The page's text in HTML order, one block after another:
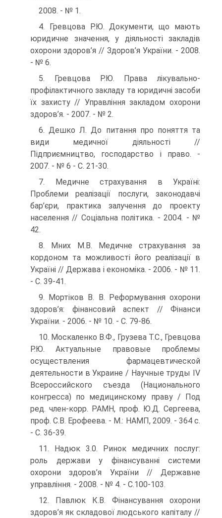
2008. - № 1.
4. Гревцова Р.Ю. Документи, що мають
юридичне значення, у діяль­ності закладів
охорони здоров’я // Здоров’я України. - 2008.
- № 6.
5. Гревцова Р.Ю. Права лікувально-
профілактичного закладу та юридичні засоби
їх захисту // Управління закладом охорони
здоров’я. - 2007. - № 2.
6. Дешко Л. До питання про поняття та
види медичної діяльності //
Підприємництво, господарство і право. -
2007. - № 6 - С. 21-30.
7. Медичне страхування в Україні:
Проблеми реалізації послуги, за­конодавчі
бар’єри, практика залучення до проекту
населення // Соціальна політика. - 2004. - №
42.
8. Мних М.В. Медичне страхування за
кордоном та можливості його реалізації в
Україні // Держава і економіка. - 2006. - № 11.
- С. 39-41.
9. Мортіков В. В. Реформування охорони
здоров’я: фінансовий ас­пект // Фінанси
України. - 2006. - № 10. - С. 79-86.
10. Москаленко В.Ф., Грузева Т.С., Гревцова
Р.Ю. Актуальные правовые проблемы
осуществления фармацевтической
деятельности в Украине / Научные труды IV
Всероссийского съезда (Национального
конгресса) по медицинскому праву / Под
ред. член-корр. РАМН, проф. Ю.Д. Сергеева,
проф. С.В. Ерофеева. - М.: НАМП, 2009. - 364 с.
- С. 36-39.
11. Надюк 3.0. Ринок медичних послуг:
роль держави у фінансуван­ні системи
охорони здоров’я України // Державне
управління. - 2008. - № 4. - С.100-103.
12. Павлюк К.В. Фінансування охорони
здоров’я як складової люд­ського капіталу //